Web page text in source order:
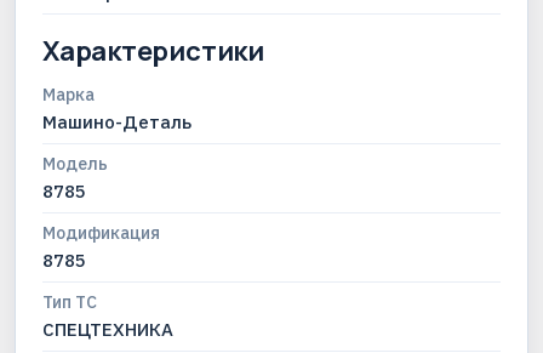
Характеристики
Марка
Машино-Деталь
Модель
8785
Модификация
8785
Тип ТС
СПЕЦТЕХНИКА